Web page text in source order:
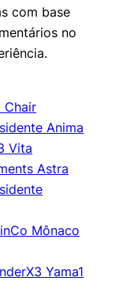
com base
no
Chair
Anima
Vita
Astra
Mônaco
Yama1